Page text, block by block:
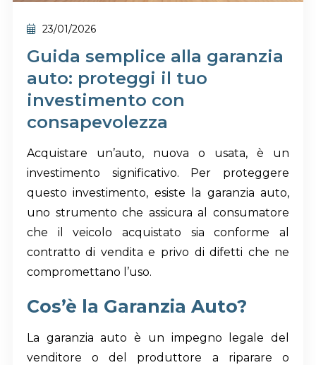
23/01/2026
Guida semplice alla garanzia
auto: proteggi il tuo
investimento con
consapevolezza
Acquistare un’auto, nuova o usata, è un
investimento significativo. Per proteggere
questo investimento, esiste la garanzia auto,
uno strumento che assicura al consumatore
che il veicolo acquistato sia conforme al
contratto di vendita e privo di difetti che ne
compromettano l’uso.
Cos’è la Garanzia Auto?
La garanzia auto è un impegno legale del
venditore o del produttore a riparare o